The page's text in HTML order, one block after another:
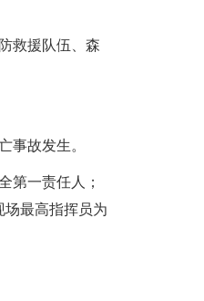
救援队伍、森
故发生。
第一责任人；
最高指挥员为